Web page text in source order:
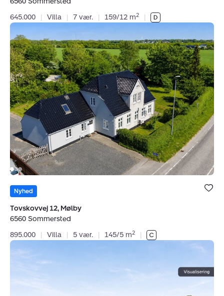
645.000
Villa 7 vær. 159/12 m2
Villa:
Tovskovvej
12,
Mølby,
6560
Sommersted
Bolig er
under dine
Nyhed
Tovskovvej 12, Mølby
6560 Sommersted
895.000
| Villa | 5 vær. | 145/5 m2 |
Villa:
Pamhule